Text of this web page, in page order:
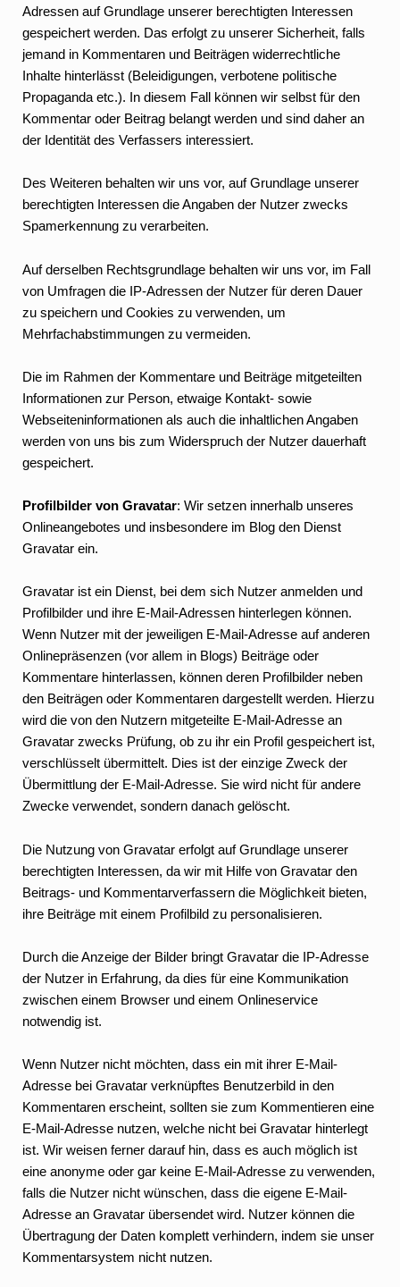
Adressen auf Grundlage unserer berechtigten Interessen
gespeichert werden. Das erfolgt zu unserer Sicherheit, falls
jemand in Kommentaren und Beiträgen widerrechtliche
Inhalte hinterlässt (Beleidigungen, verbotene politische
Propaganda etc.). In diesem Fall können wir selbst für den
Kommentar oder Beitrag belangt werden und sind daher an
der Identität des Verfassers interessiert.
Des Weiteren behalten wir uns vor, auf Grundlage unserer
berechtigten Interessen die Angaben der Nutzer zwecks
Spamerkennung zu verarbeiten.
Auf derselben Rechtsgrundlage behalten wir uns vor, im Fall
von Umfragen die IP-Adressen der Nutzer für deren Dauer
zu speichern und Cookies zu verwenden, um
Mehrfachabstimmungen zu vermeiden.
Die im Rahmen der Kommentare und Beiträge mitgeteilten
Informationen zur Person, etwaige Kontakt- sowie
Webseiteninformationen als auch die inhaltlichen Angaben
werden von uns bis zum Widerspruch der Nutzer dauerhaft
gespeichert.
Profilbilder von Gravatar: Wir setzen innerhalb unseres
Onlineangebotes und insbesondere im Blog den Dienst
Gravatar ein.
Gravatar ist ein Dienst, bei dem sich Nutzer anmelden und
Profilbilder und ihre E-Mail-Adressen hinterlegen können.
Wenn Nutzer mit der jeweiligen E-Mail-Adresse auf anderen
Onlinepräsenzen (vor allem in Blogs) Beiträge oder
Kommentare hinterlassen, können deren Profilbilder neben
den Beiträgen oder Kommentaren dargestellt werden. Hierzu
wird die von den Nutzern mitgeteilte E-Mail-Adresse an
Gravatar zwecks Prüfung, ob zu ihr ein Profil gespeichert ist,
verschlüsselt übermittelt. Dies ist der einzige Zweck der
Übermittlung der E-Mail-Adresse. Sie wird nicht für andere
Zwecke verwendet, sondern danach gelöscht.
Die Nutzung von Gravatar erfolgt auf Grundlage unserer
berechtigten Interessen, da wir mit Hilfe von Gravatar den
Beitrags- und Kommentarverfassern die Möglichkeit bieten,
ihre Beiträge mit einem Profilbild zu personalisieren.
Durch die Anzeige der Bilder bringt Gravatar die IP-Adresse
der Nutzer in Erfahrung, da dies für eine Kommunikation
zwischen einem Browser und einem Onlineservice
notwendig ist.
Wenn Nutzer nicht möchten, dass ein mit ihrer E-Mail-
Adresse bei Gravatar verknüpftes Benutzerbild in den
Kommentaren erscheint, sollten sie zum Kommentieren eine
E-Mail-Adresse nutzen, welche nicht bei Gravatar hinterlegt
ist. Wir weisen ferner darauf hin, dass es auch möglich ist
eine anonyme oder gar keine E-Mail-Adresse zu verwenden,
falls die Nutzer nicht wünschen, dass die eigene E-Mail-
Adresse an Gravatar übersendet wird. Nutzer können die
Übertragung der Daten komplett verhindern, indem sie unser
Kommentarsystem nicht nutzen.